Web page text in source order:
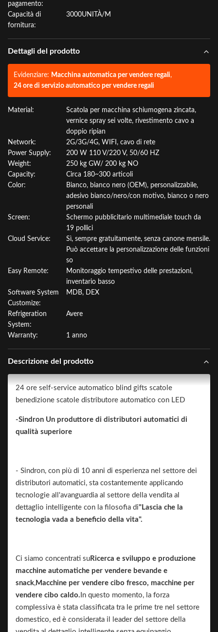
pagamento:
Capacità di
fornitura:
3000UNITÀ/M
Dettagli del prodotto
Evidenziare: Macchina automatica per vendere regali,
24 ore di servizio automatico per vendere regali
Material:
Scatola per macchina schiumogena zincata,
vernice spray sei volte, rivestimento cavo a
doppio ripian
Network:
2G/3G/4G, WIFI, cavo di rete
Power Supply:
200 W 110 V/220 V, 50/60 HZ
Weight:
250 kg GW/ 200 kg NO
Capacity:
Circa 180~300 articoli
Color:
Bianco, bianco nero (OEM), personalizzabile,
adesivo bianco/nero/con motivo, bianco o nero
personali
Screen:
Schermo pubblicitario multimediale touch da
19 pollici
Cloud Service:
Sì, sempre gratuitamente, senza canone mensile.
Può accettare la personalizzazione delle funzioni
so
Easy Remote:
Monitoraggio tempestivo delle prestazioni,
inventario basso
Software System
Customize:
MDB, DEX
Refrigeration
System:
Avere
Warranty: 1 anno
Descrizione del prodotto
24 ore self-service automatico blind gifts scatole
benedizione scatole distributore automatico con LED
-Sindron Un produttore di distributori automatici di
qualità superiore
- Sindron, con più di 10 anni di esperienza nel settore dei
distributori automatici, sta costantemente applicando
tecnologie all'avanguardia al settore della vendita al
dettaglio intelligente con la filosofia di"Lascia che la
tecnologia vada a beneficio della vita".
Ci siamo concentrati su Ricerca e sviluppo e produzione
macchine automatiche per vendere bevande e
snack, Macchine per vendere cibo fresco, macchine per
vendere cibo caldo. In questo momento, la forza
complessiva è stata classificata tra le prime tre nel settore
domestico, ed è considerata il leader del settore della